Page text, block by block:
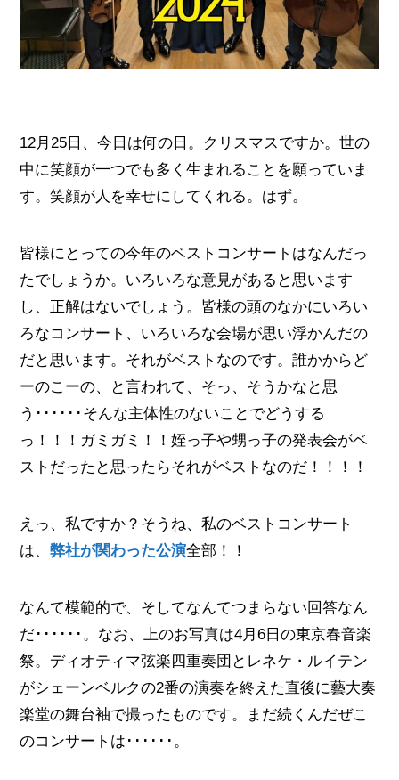
12月25日、今日は何の日。クリスマスですか。世の
中に笑顔が一つでも多く生まれることを願っていま
す。笑顔が人を幸せにしてくれる。はず。
皆様にとっての今年のベストコンサートはなんだっ
たでしょうか。いろいろな意見があると思います
し、正解はないでしょう。皆様の頭のなかにいろい
ろなコンサート、いろいろな会場が思い浮かんだの
だと思います。それがベストなのです。誰かからど
ーのこーの、と言われて、そっ、そうかなと思
う･･････そんな主体性のないことでどうする
っ！！！ガミガミ！！姪っ子や甥っ子の発表会がベ
ストだったと思ったらそれがベストなのだ！！！！
えっ、私ですか？そうね、私のベストコンサート
は、弊社が関わった公演全部！！
なんて模範的で、そしてなんてつまらない回答なん
だ･･････。なお、上のお写真は4月6日の東京春音楽
祭。ディオティマ弦楽四重奏団とレネケ・ルイテン
がシェーンベルクの2番の演奏を終えた直後に藝大奏
楽堂の舞台袖で撮ったものです。まだ続くんだぜこ
のコンサートは･･････。